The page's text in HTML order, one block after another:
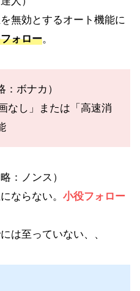
無効とするオート機能に
ォロー。
：ボナカ）
なし」または「高速消
略：ノンス）
ならない。 小役フォロー
は至っていない、、